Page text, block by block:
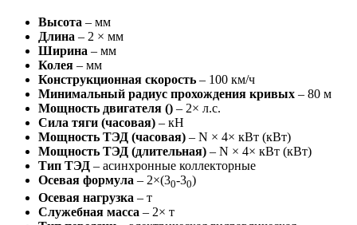
Высота – мм
Длина – 2 × мм
Ширина – мм
Колея – мм
Конструкционная скорость – 100 км/ч
Минимальный радиус прохождения кривых – 80 м
Мощность двигателя () – 2× л.с.
Сила тяги (часовая) – кН
Мощность ТЭД (часовая) – N × 4× кВт (кВт)
Мощность ТЭД (длительная) – N × 4× кВт (кВт)
Тип ТЭД – асинхронные коллекторные
Осевая формула – 2×(30-30)
Осевая нагрузка – т
Служебная масса – 2× т